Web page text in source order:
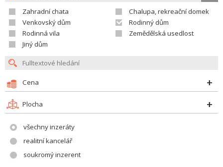
Zahradní chata
Chalupa, rekreační domek
Venkovský dům
Rodinný dům
Rodinná vila
Zemědělská usedlost
Jiný dům
Cena
Plocha
všechny inzeráty
realitní kancelář
soukromý inzerent